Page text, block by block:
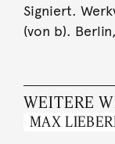
Signiert.
(von b).
WEITERE
MAX